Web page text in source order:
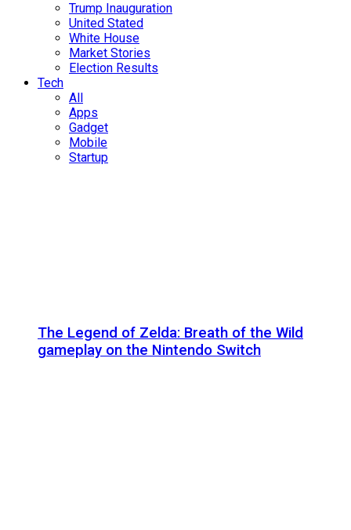
Trump Inauguration
United Stated
White House
Market Stories
Election Results
Tech
All
Apps
Gadget
Mobile
Startup
The Legend of Zelda: Breath of the Wild
gameplay on the Nintendo Switch